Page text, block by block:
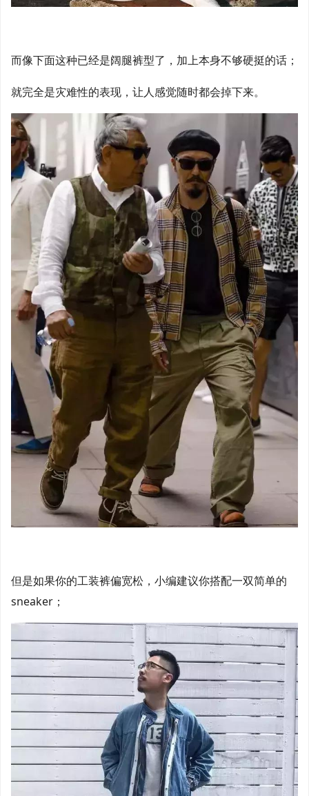
而像下面这种已经是阔腿裤型了，加上本身不够硬挺的话；
就完全是灾难性的表现，让人感觉随时都会掉下来。
但是如果你的工装裤偏宽松，小编建议你搭配一双简单的
sneaker；